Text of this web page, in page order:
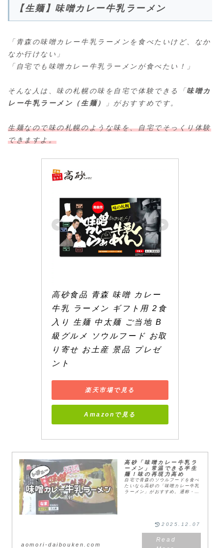
【生麺】味噌カレー牛乳ラーメン
「青森の味噌カレー牛乳ラーメンを食べたいけど、なか
なか行けない」
「自宅でも味噌カレー牛乳ラーメンが食べたい！」
そんな人は、味の札幌の味を自宅で体験できる「 味噌カ
レー牛乳ラーメン（生麺）
」がおすすめです。
生麺なので味の札幌のような味を、自宅でそっくり体験
できますよ。
高砂食品 青森 味噌 カレー
牛乳 ラーメン ギフト用 2食
入り 生麺 中太麺 ご当地 B
級グルメ ソウルフード お取
り寄せ お土産 景品 プレゼ
ント
楽天市場で見る
Amazonで見る
高砂「味噌カレー牛乳ラ
ーメン」常温できる半生
麺！味の再現力高め
自宅で青森のソウルフードを食べ
たいなら高砂の「味噌カレー牛乳
ラーメン」がおすすめ。通称・あ
aomori-daibouken.com
2025.12.07